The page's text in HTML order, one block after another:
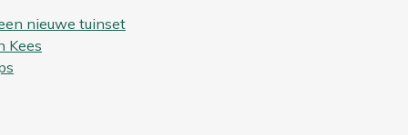
nieuwe tuinset
Kees